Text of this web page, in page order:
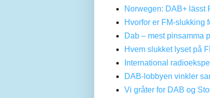
Norwegen: DAB+ lässt
Hvorfor er FM-slukking
Dab – mest pinsamma
Hvem slukket lyset på
International
DAB-lobbyen vinkler
Vi gråter for DAB og